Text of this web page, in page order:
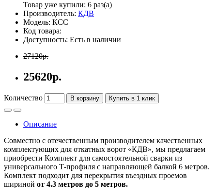
Товар уже купили: 6 раз(а)
Производитель: КДВ
Модель: КСС
Код товара:
Доступность: Есть в наличии
27120р.
25620р.
Количество В корзину Купить в 1 клик
Описание
Совместно с отечественным производителем качественных
комплектующих для откатных ворот «КДВ», мы предлагаем
приобрести Комплект для самостоятельной сварки из
универсального Т-профиля с направляющей балкой 6 метров.
Комплект подходит для перекрытия въездных проемов
шириной от 4.3 метров до 5 метров.